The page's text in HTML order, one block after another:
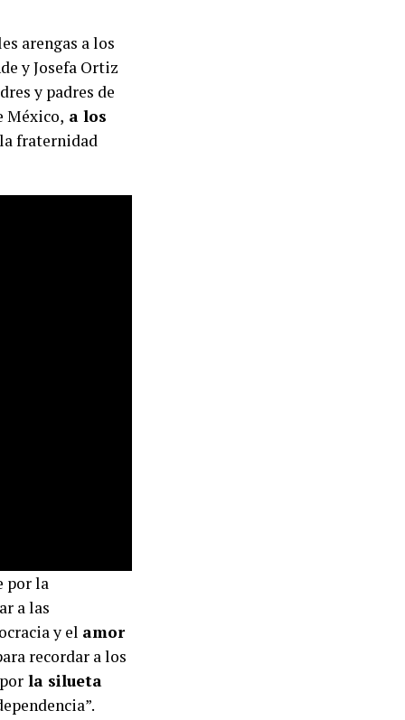
arengas a los
y Josefa Ortiz
y padres de
México, a los
fraternidad
por la
a las
y el amor
recordar a los
la silueta